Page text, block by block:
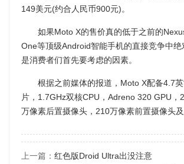
149美元(约合人民币900元)。
如果Moto X的售价真的低于之前的
One等顶级Android智能手机的直接竞争中
是消费者们首先要考虑的因素。
根据之前媒体的报道，Moto X配备4.7英
片，1.7GHz双核CPU，Adreno 320 GPU
万像素后置摄像头，210万像素前置摄像头
上一篇： 红色版Droid Ultra出没注意